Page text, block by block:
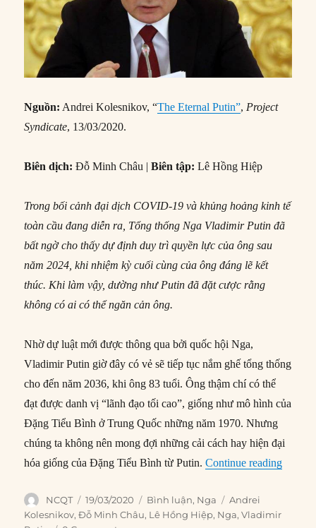
Nguồn: Andrei Kolesnikov, “The Eternal Putin”, Project
Syndicate, 13/03/2020.
Biên dịch:Đỗ Minh Châu |Biên tập:Lê Hồng Hiệp
Trong bối cảnh đại dịch COVID-19 và khủng hoảng kinh tế
toàn cầu đang diễn ra, Tổng thống Nga Vladimir Putin đã
bất ngờ cho thấy dự định duy trì quyền lực của ông sau
năm 2024, khi nhiệm kỳ cuối cùng của ông đáng lẽ kết
thúc. Khi làm vậy, dường như Putin đã đặt cược rằng
không có ai có thể ngăn cản ông.
Nhờ dự luật mới được thông qua bởi quốc hội Nga,
Vladimir Putin giờ đây có vẻ sẽ tiếp tục nắm ghế tổng thống
cho đến năm 2036, khi ông 83 tuổi. Ông thậm chí có thể
đạt được danh vị “lãnh đạo tối cao”, giống như mô hình của
Đặng Tiểu Bình ở Trung Quốc những năm 1970. Nhưng
chúng ta không nên mong đợi những cải cách hay hiện đại
hóa giống của Đặng Tiểu Bình từ Putin.Continue reading“Putin
Author
NCQT
Posted
on
19/03/2020 Categories
Bình luận, Nga Tags
Andrei
Kolesnikov,Đỗ Minh Châu, Lê Hồng Hiệp, Nga,Vladimir